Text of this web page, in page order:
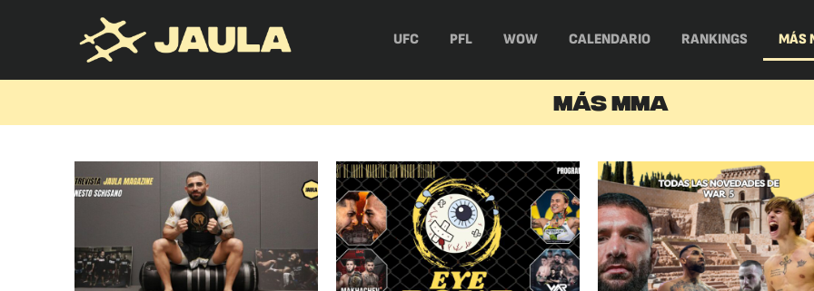
UFC PFL WOW CALENDARIO RANKINGS MÁS
MÁS MMA